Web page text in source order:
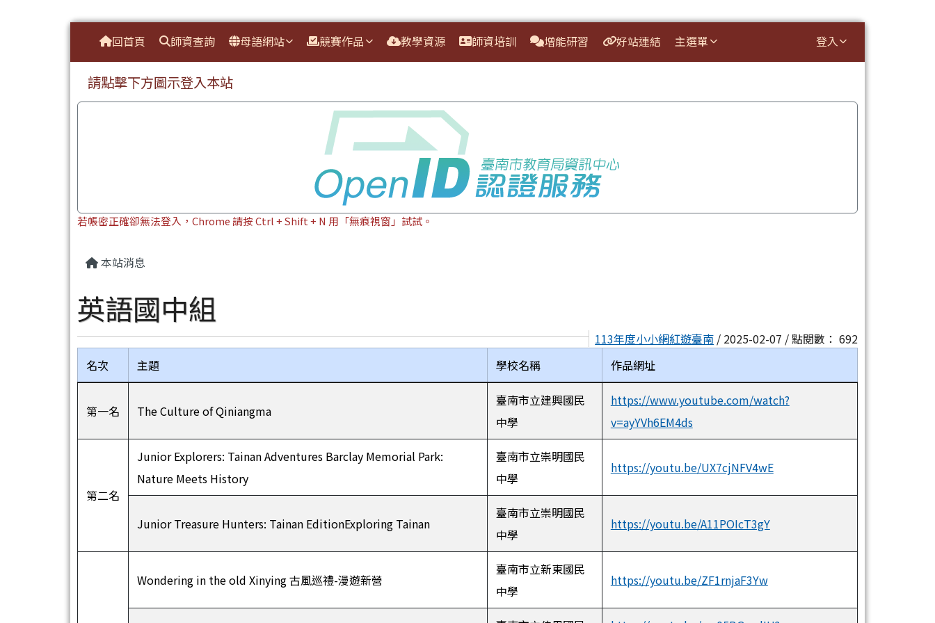
臺南市本土教育資源網 ⏸
導覽列
回首頁 師資查詢 母語網站 競賽作品 教學資源 師資培訓 增能研習 好站連結 主選單 登入
上中區域內容
請點擊下方圖示登入本站
若帳密正確卻無法登入，Chrome 請按 Ctrl + Shift + N 用「無痕視窗」試試。
主內容區域
本站消息
英語國中組
113年度小小網紅遊臺南 / 2025-02-07 / 點閱數： 692
名次
主題 學校名稱 作品網址
第一名 The Culture of Qiniangma
臺南市立建興國民
中學
https://www.youtube.com/watch?
v=ayYVh6EM4ds
第二名
Junior Explorers: Tainan Adventures Barclay Memorial Park:
Nature Meets History
臺南市立崇明國民
中學
https://youtu.be/UX7cjNFV4wE
Junior Treasure Hunters: Tainan EditionExploring Tainan
臺南市立崇明國民
中學
https://youtu.be/A11POIcT3gY
Wondering in the old Xinying 古風巡禮-漫遊新營
臺南市立新東國民
中學
https://youtu.be/ZF1rnjaF3Yw
頁尾區域